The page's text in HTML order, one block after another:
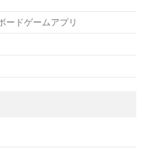
ードゲームアプリ